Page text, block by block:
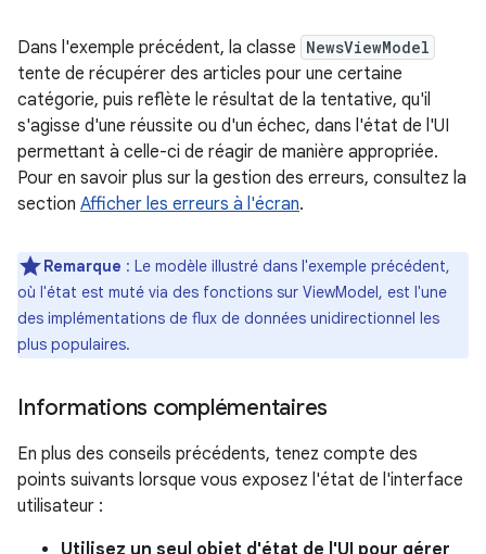
Dans l'exemple précédent, la classe NewsViewModel
tente de récupérer des articles pour une certaine
catégorie, puis reflète le résultat de la tentative, qu'il
s'agisse d'une réussite ou d'un échec, dans l'état de l'UI
permettant à celle-ci de réagir de manière appropriée.
Pour en savoir plus sur la gestion des erreurs, consultez la
section Afficher les erreurs à l'écran.
Remarque : Le modèle illustré dans l'exemple précédent,
où l'état est muté via des fonctions sur ViewModel, est l'une
des implémentations de flux de données unidirectionnel les
plus populaires.
Informations complémentaires
En plus des conseils précédents, tenez compte des
points suivants lorsque vous exposez l'état de l'interface
utilisateur :